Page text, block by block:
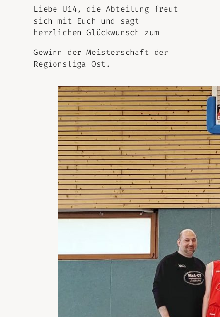
Liebe U14, die Abteilung freut
sich mit Euch und sagt
herzlichen Glückwunsch zum
Gewinn der Meisterschaft der
Regionsliga Ost.